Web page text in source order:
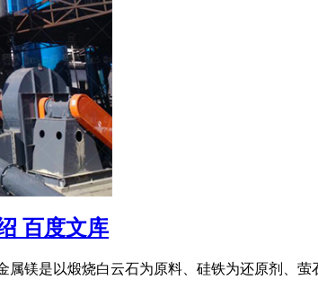
百度文库
属镁是以煅烧白云石为原料、硅铁为还原剂、